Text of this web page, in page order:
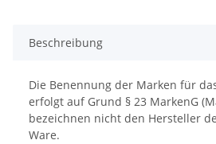
Beschreibung
Die Benennung der Marken für
erfolgt auf Grund § 23 MarkenG
bezeichnen nicht den Hersteller
Ware.